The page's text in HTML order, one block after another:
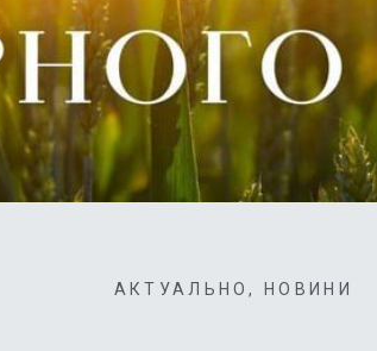
АКТУАЛЬНО, НОВИНИ